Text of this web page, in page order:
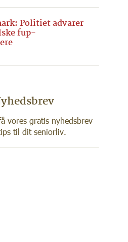
Politiet advarer
fup-
vores gratis nyhedsbrev
til dit seniorliv.